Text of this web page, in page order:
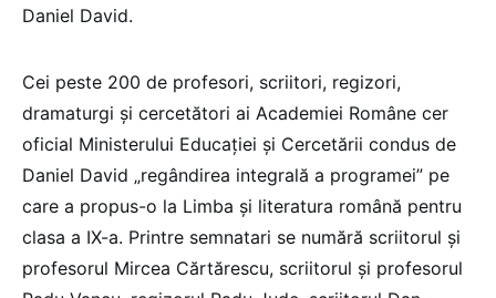
Daniel David.
Cei peste 200 de profesori, scriitori, regizori,
dramaturgi și cercetători ai Academiei Române cer
oficial Ministerului Educației și Cercetării condus de
Daniel David „regândirea integrală a programei” pe
care a propus-o la Limba și literatura română pentru
clasa a IX-a. Printre semnatari se numără scriitorul și
profesorul Mircea Cărtărescu, scriitorul și profesorul